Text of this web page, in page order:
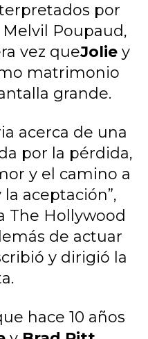
por
Poupaud,
vez queJolie y
matrimonio
grande.
acerca de una
por la pérdida,
y el camino a
aceptación”,
The Hollywood
de actuar
y dirigió la
hace 10 años